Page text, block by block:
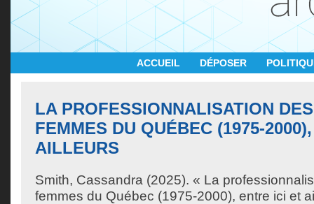
ACCUEIL DÉPOSER
LA PROFESSIONNALISATION
FEMMES DU QUÉBEC (1975-
AILLEURS
Smith, Cassandra (2025). « La
femmes du Québec (1975-2000), entre ici et